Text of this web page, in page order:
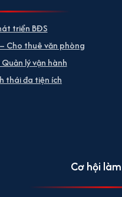
triển BĐS
Cho thuê văn phòng
Quản lý vận hành
thái đa tiện ích
Cơ hội